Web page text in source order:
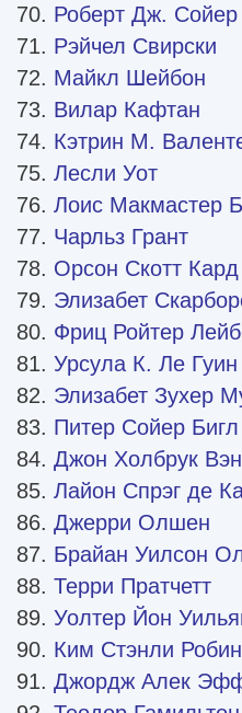
Роберт Дж. Сойер
Рэйчел Свирски
Майкл Шейбон
Вилар Кафтан
Кэтрин М.
Лесли Уот
Лоис Макмастер
Чарльз Грант
Орсон Скотт Кард
Элизабет
Фриц Ройтер
Урсула К. Ле Гуин
Элизабет Зухер
Питер Сойер Бигл
Джон Холбрук
Лайон Спрэг де
Джерри Олшен
Брайан Уилсон
Терри Пратчетт
Уолтер Йон
Ким Стэнли
Джордж Алек